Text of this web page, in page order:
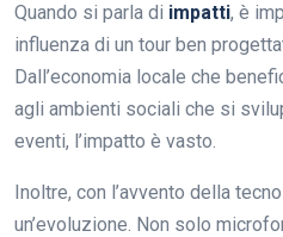
Quando si parla di impatti, è
influenza di un tour ben
Dall’economia locale che
agli ambienti sociali che si
eventi, l’impatto è vasto.
Inoltre, con l’avvento della
un’evoluzione. Non solo